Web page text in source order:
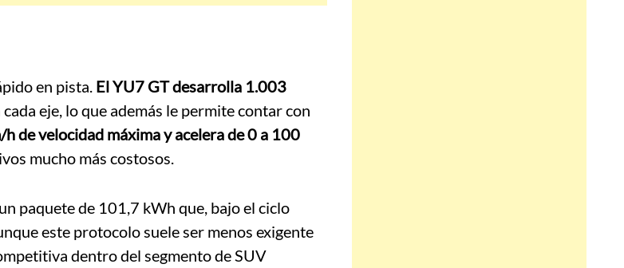
en pista. El YU7 GT desarrolla 1.003
eje, lo que además le permite contar con
de velocidad máxima y acelera de 0 a 100
mucho más costosos.
paquete de 101,7 kWh que, bajo el ciclo
este protocolo suele ser menos exigente
dentro del segmento de SUV